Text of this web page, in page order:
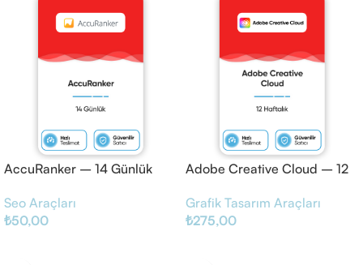
AccuRanker – 14 Günlük
Seo Araçları
₺50,00
Adobe Creative Cloud – 12
Grafik Tasarım Araçları
₺275,00